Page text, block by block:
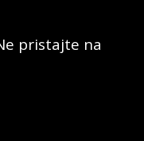
pristajte na